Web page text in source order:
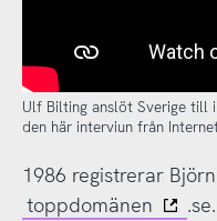
Ulf Bilting anslöt Sverige till
den här intervjun från
1986 registrerar
toppdomänen